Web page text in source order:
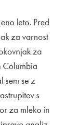
leto. Pred
za varnost
za
Columbia
sem se z
s
za mleko in